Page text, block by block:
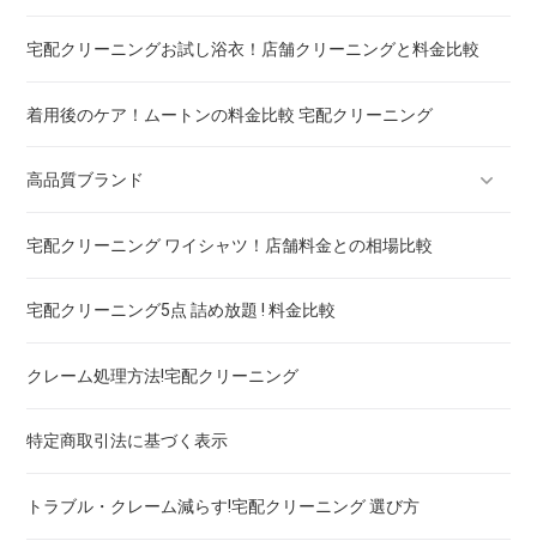
宅配クリーニングお試し浴衣！店舗クリーニングと料金比較
着用後のケア！ムートンの料金比較 宅配クリーニング
高品質ブランド
ブランドスーツ！宅配クリーニング 高品質 料金 比較
ブランドコート！宅配クリーニング 高品質 料金 比較
ブランドワンピース！宅配クリーニング 高品質 料金 比較
スカート・パンツ
セーター・カーディガン
宅配クリーニング ワイシャツ！店舗料金との相場比較
宅配クリーニング5点 詰め放題 ! 料金比較
クレーム処理方法!宅配クリーニング
特定商取引法に基づく表示
トラブル・クレーム減らす!宅配クリーニング 選び方